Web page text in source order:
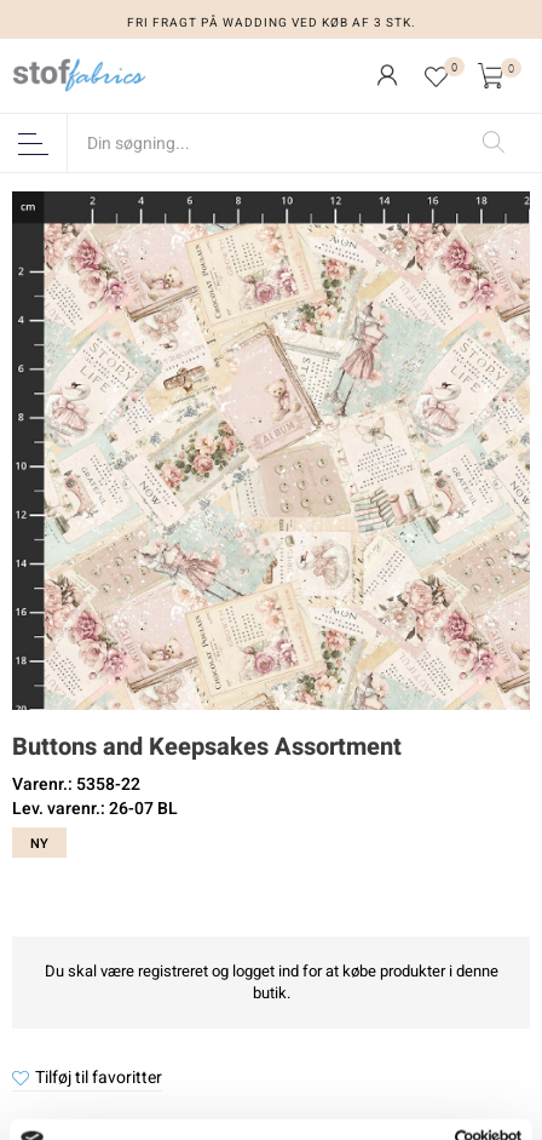
FRI FRAGT PÅ WADDING VED KØB AF 3 STK.
0 0
Buttons and Keepsakes Assortment
Varenr.: 5358-22
Lev. varenr.: 26-07 BL
NY
Du skal være registreret og logget ind for at købe produkter i denne
butik.
Tilføj til favoritter